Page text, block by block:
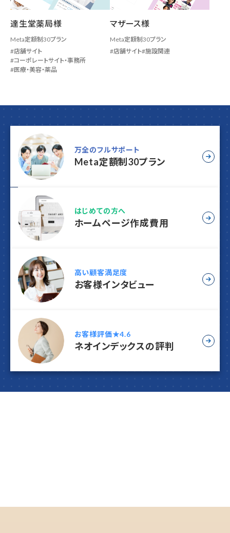
達生堂薬局様
Meta定額制30プラン
店舗サイト
コーポレートサイト・事務所
医療・美容・薬品
マザース様
Meta定額制30プラン
店舗サイト 施設関連
万全のフルサポート
Meta定額制30プラン
はじめての方へ
ホームページ作成費用
高い顧客満足度
お客様インタビュー
お客様評価★4.6
ネオインデックスの評判